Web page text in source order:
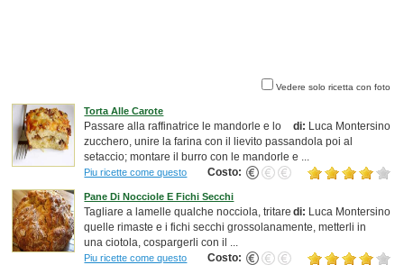
Vedere solo ricetta con foto
Torta Alle Carote
di: Luca Montersino
Passare alla raffinatrice le mandorle e lo
zucchero, unire la farina con il lievito passandola poi al
setaccio; montare il burro con le mandorle e ...
Piu ricette come questo Costo:
Pane Di Nocciole E Fichi Secchi
di: Luca Montersino
Tagliare a lamelle qualche nocciola, tritare
quelle rimaste e i fichi secchi grossolanamente, metterli in
una ciotola, cospargerli con il ...
Piu ricette come questo Costo: